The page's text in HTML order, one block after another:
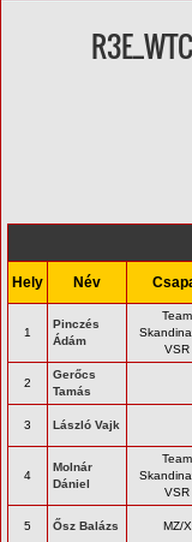
Hely Név
1
Pinczés
Ádám
Team
VSR
2
Gerőcs
Tamás
3 László Vajk
4
Molnár
Dániel
Team
VSR
5 Ősz Balázs MZ/X